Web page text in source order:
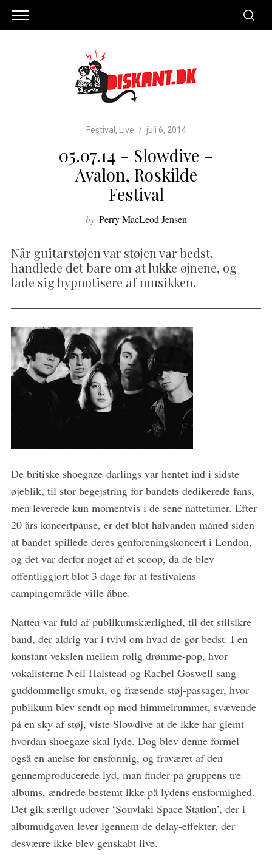
Festival , Live juli 6, 2014
05.07.14 – Slowdive –
Avalon, Roskilde
Festival
by Perry MacLeod Jensen
Når guitarstøjen var støjen var bedst,
handlede det bare om at lukke øjnene, og
lade sig hypnotisere af musikken.
De britiske shoegaze-darlings var hentet ind i sidste
øjeblik, til stor begejstring for bandets dedikerede fans,
men leverede kun momentvis i de sene nattetimer. Efter
20 års koncertpause, er det blot halvanden måned siden
at bandet spillede deres genforeningskoncert i London,
og det var derfor noget af et scoop, da de blev
offentliggjort blot 3 dage før at festivalens
campingområde ville åbne.
Natten var fuld af publikumskærlighed, til det stilsikre
band, der aldrig var i tvivl om hvad de gør bedst. I en
konstant vekslen mellem rolig drømme-pop, hvor
vokalisterne Neil Halstead og Rachel Goswell sang
guddommeligt smukt, og fræsende støj-passager, hvor
publikum blev sendt op mod himmelrummet, svævende
på en sky af støj, viste Slowdive at de ikke har glemt
hvordan shoegaze skal lyde. Dog blev denne formel
også en anelse for ensformig, og fraværet af den
gennemproducerede lyd, man finder på gruppens tre
albums, ændrede bestemt ikke på lydens ensformighed.
Det gik særligt udover ‘Souvlaki Space Station’, der i
albumudgaven lever igennem de delay-effekter, der
desværre ikke blev genskabt live.
S
e
a
c
h
f
: